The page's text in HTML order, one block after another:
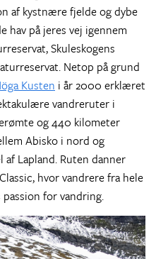
af kystnære fjelde og dybe
hav på jeres vej igennem
Skuleskogens
Netop på grund
Kusten i år 2000 erklæret
vandreruter i
og 440 kilometer
Abisko i nord og
af Lapland. Ruten danner
hvor vandrere fra hele
for vandring.